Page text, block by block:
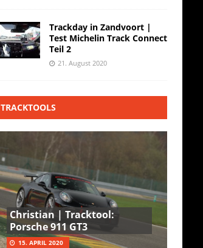
Trackday in Zandvoort |
Test Michelin Track Connect
Teil 2
21. August 2020
TRACKTOOLS
Christian | Tracktool:
Porsche 911 GT3
15. APRIL 2020